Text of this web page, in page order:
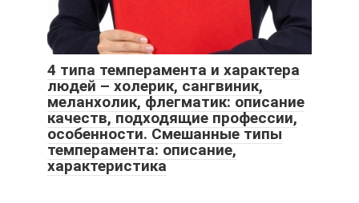
4 типа темперамента и характера
людей – холерик, сангвиник,
меланхолик, флегматик: описание
качеств, подходящие профессии,
особенности. Смешанные типы
темперамента: описание,
характеристика